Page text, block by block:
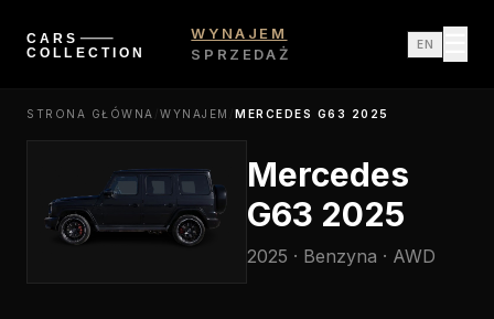
WYNAJEM
SPRZEDAŻ
EN
STRONA GŁÓWNA WYNAJEM MERCEDES G63 2025
Mercedes
G63 2025
2025 · Benzyna · AWD